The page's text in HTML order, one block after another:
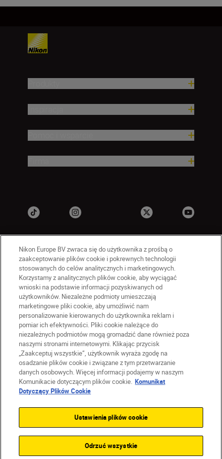
PL Nikon Sites
Skontaktuj się z nami
Oświadczenie dotyczące prywatności
Warunki użytkowania
Warunki korzystania z Nikon Store
Komunikat dotyczący plików cookie
Dostępność
Ustawienia plików cookie
© 2026 Nikon
SKIP
Nikon Europe BV zwraca się do użytkownika z prośbą o
zaakceptowanie plików cookie i pokrewnych technologii
stosowanych do celów analitycznych i marketingowych.
Korzystamy z analitycznych plików cookie, aby wyciągać
wnioski na podstawie informacji pozyskiwanych od
użytkowników. Niezależne podmioty umieszczają
marketingowe pliki cookie, aby umożliwić nam
personalizowanie kierowanych do użytkownika reklam i
pomiar ich efektywności. Pliki cookie należące do
niezależnych podmiotów mogą gromadzić dane również poza
naszymi stronami internetowymi. Klikając przycisk
„Zaakceptuj wszystkie”, użytkownik wyraża zgodę na
osadzanie plików cookie i związane z tym przetwarzanie
danych osobowych. Więcej informacji podajemy w naszym
Komunikacie dotyczącym plików cookie. Komunikat
Dotyczący Plików Cookie
Ustawienia plików cookie
Odrzuć wszystkie